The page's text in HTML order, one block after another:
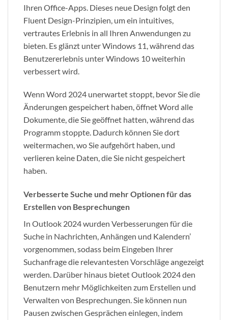
Ihren Office-Apps. Dieses neue Design folgt den
Fluent Design-Prinzipien, um ein intuitives,
vertrautes Erlebnis in all Ihren Anwendungen zu
bieten. Es glänzt unter Windows 11, während das
Benutzererlebnis unter Windows 10 weiterhin
verbessert wird.
Wenn Word 2024 unerwartet stoppt, bevor Sie die
Änderungen gespeichert haben, öffnet Word alle
Dokumente, die Sie geöffnet hatten, während das
Programm stoppte. Dadurch können Sie dort
weitermachen, wo Sie aufgehört haben, und
verlieren keine Daten, die Sie nicht gespeichert
haben.
Verbesserte Suche und mehr Optionen für das
Erstellen von Besprechungen
In Outlook 2024 wurden Verbesserungen für die
Suche in Nachrichten, Anhängen und Kalendern’
vorgenommen, sodass beim Eingeben Ihrer
Suchanfrage die relevantesten Vorschläge angezeigt
werden. Darüber hinaus bietet Outlook 2024 den
Benutzern mehr Möglichkeiten zum Erstellen und
Verwalten von Besprechungen. Sie können nun
Pausen zwischen Gesprächen einlegen, indem